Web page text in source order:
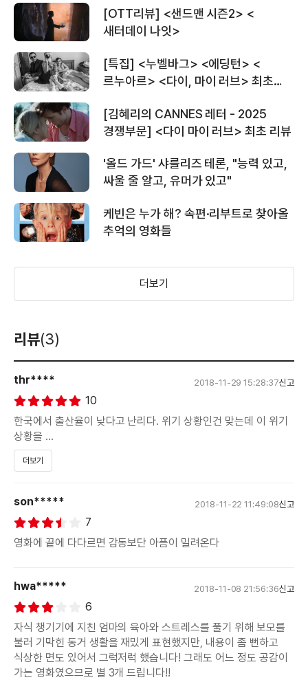
[OTT리뷰] <샌드맨 시즌2> <
새터데이 나잇>
[특집] <누벨바그> <에딩턴> <
르누아르> <다이, 마이 러브> 최초
[김혜리의 CANNES 레터 - 2025
경쟁부문] <다이 마이 러브> 최초 리뷰
'올드 가드' 샤를리즈 테론, "능력 있고,
싸울 줄 알고, 유머가 있고"
케빈은 누가 해? 속편·리부트로 찾아올
추억의 영화들
더보기
리뷰(3)
thr**** 2018-11-29 15:28:37신고
10
한국에서 출산율이 낮다고 난리다. 위기 상황인건 맞는데 이 위기
상황을
모르쇠로 일관하며 그저 국가라는 거시적인 집단적 전체주의
출산은 삶에서 큰 사건이고 출산 이후 육아는 누구에게나
얘기지만 인생의 큰 과업이자 인생을 평가받을 때 충분히
평가지표가 될
만한 가치를 지니고 있다.
일찍이 선진국으로 대변되는 유럽의 복지 국가는 출산을 단순한
개인의
더보기
son***** 2018-11-22 11:49:08신고
7
영화에 끝에 다다르면 감동보단 아픔이 밀려온다
hwa***** 2018-11-08 21:56:36신고
6
자식 챙기기에 지친 엄마의 육아와 스트레스를 풀기 위해 보모를
불러 기막힌 동거 생활을 재밌게 표현했지만, 내용이 좀 뻔하고
식상한 면도 있어서 그럭저럭 했습니다! 그래도 어느 정도 공감이
가는 영화였으므로 별 3개 드립니다!!